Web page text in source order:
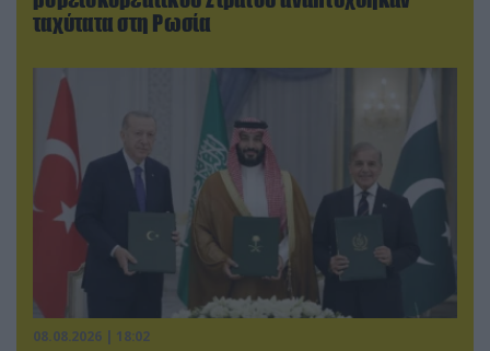
ταχύτατα στη Ρωσία
08.08.2026 | 18:02